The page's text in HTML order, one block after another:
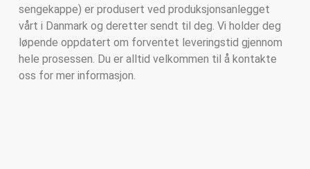
sengekappe) er produsert ved produksjonsanlegget
vårt i Danmark og deretter sendt til deg. Vi holder deg
løpende oppdatert om forventet leveringstid gjennom
hele prosessen. Du er alltid velkommen til å kontakte
oss for mer informasjon.